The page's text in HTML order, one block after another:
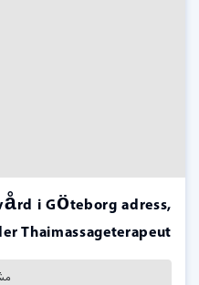
i Göteborg adress,
Thaimassageterapeut,